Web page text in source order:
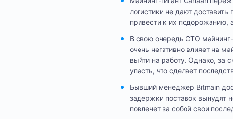
логистики не дают
привести к их подорожанию,
В свою очередь CTO
очень негативно влияет на
выйти на работу. Однако, за
упасть, что сделает
Бывший менеджер Bitmain
задержки поставок вынудят
повлечет за собой свои